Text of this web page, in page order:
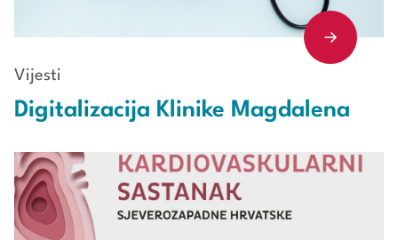
Vijesti
Digitalizacija Klinike Magdalena